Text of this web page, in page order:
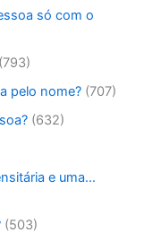
só com o
(793)
pelo nome? (707)
(632)
e uma…
(503)